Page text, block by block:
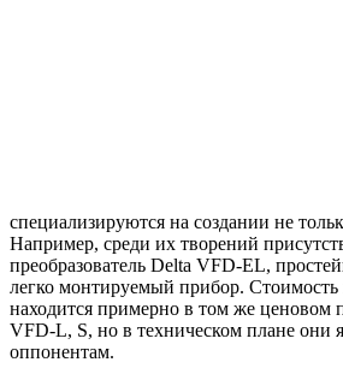
специализируются на создании не
Например, среди их творений
преобразователь Delta VFD-EL,
легко монтируемый прибор.
находится примерно в том же ценовом
VFD-L, S, но в техническом плане они
оппонентам.